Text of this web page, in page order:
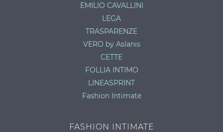
EMILIO CAVALLINI
LEGA
TRASPARENZE
VERO by Aslanis
CETTE
FOLLIA INTIMO
LINEASPRINT
Fashion Intimate
FASHION INTIMATE